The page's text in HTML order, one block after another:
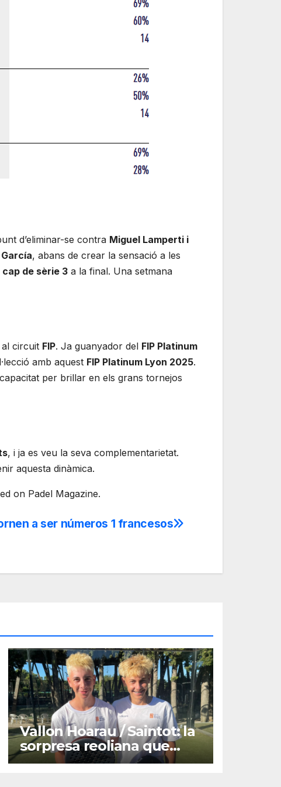
d’eliminar-se contra Miguel Lamperti i
, abans de crear la sensació a les
cap de sèrie 3 a la final. Una setmana
circuit FIP. Ja guanyador del FIP Platinum
amb aquest FIP Platinum Lyon 2025.
per brillar en els grans tornejos
, i ja es veu la seva complementarietat.
aquesta dinàmica.
on Padel Magazine.
a ser números 1 francesos
Vallon Hoarau / Saintot: la
sorpresa reoliana que
desafia la cap de sèrie 1